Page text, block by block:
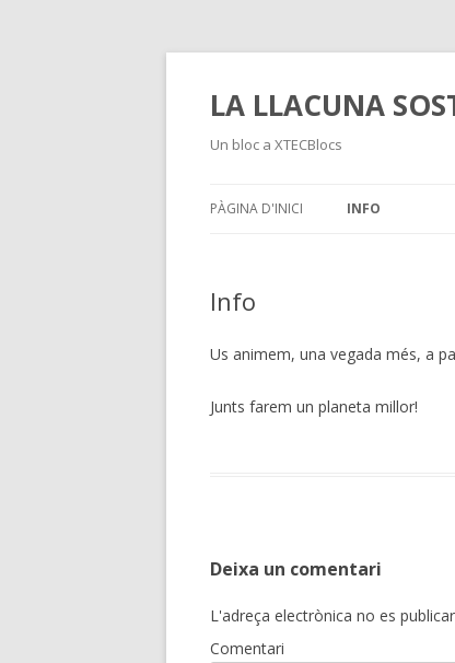
LA LLACUNA
Un bloc a XTECBlocs
PÀGINA D'INICI INFO
Info
Us animem, una vegada més, a
Junts farem un planeta millor!
Deixa un comentari
L'adreça electrònica no es
Comentari